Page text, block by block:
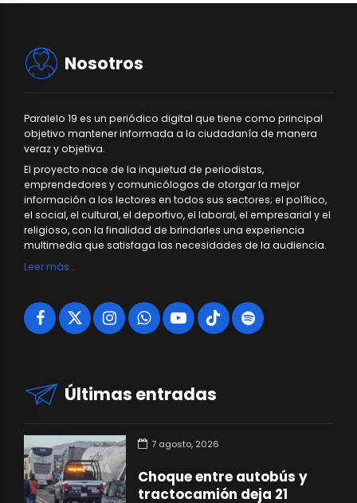
Nosotros
Paralelo 19 es un periódico digital que tiene como principal
objetivo mantener informada a la ciudadanía de manera
veraz y objetiva.
El proyecto nace de la inquietud de periodistas,
emprendedores y comunicólogos de otorgar la mejor
información a los lectores en todos sus sectores; el político,
el social, el cultural, el deportivo, el laboral, el empresarial y el
religioso, con la finalidad de brindarles una experiencia
multimedia que satisfaga las necesidades de la audiencia.
Leer más…
Últimas entradas
7 agosto, 2026
Choque entre autobús y
tractocamión deja 21